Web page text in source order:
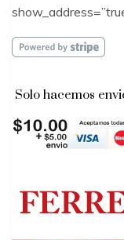
Solo hacemos